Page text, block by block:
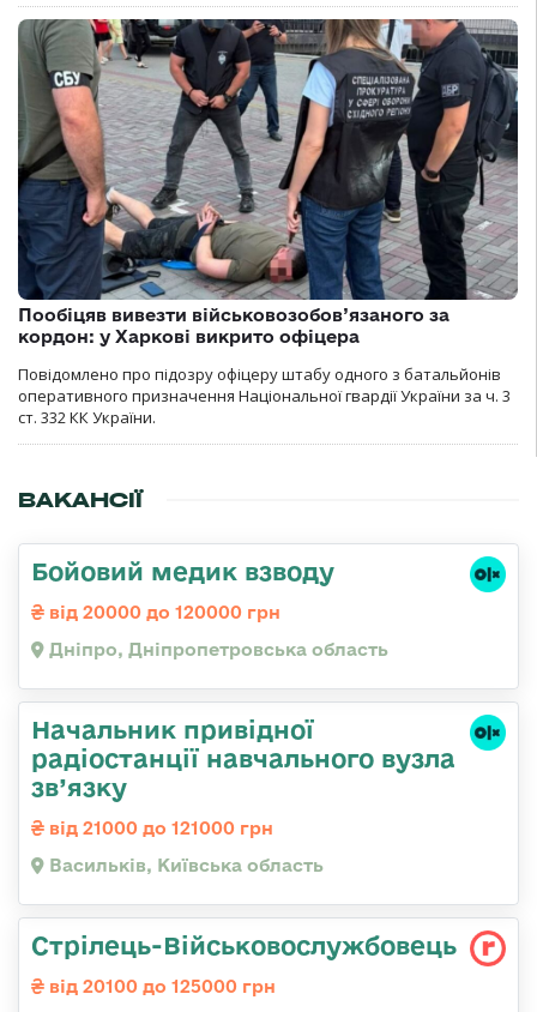
Пообіцяв вивезти військовозобов’язаного за
кордон: у Харкові викрито офіцера
Повідомлено про підозру офіцеру штабу одного з батальйонів
оперативного призначення Національної гвардії України за ч. 3
ст. 332 КК України.
ВАКАНСІЇ
Бойовий медик взводу
від 20000 до 120000 грн
Дніпро, Дніпропетровська область
Начальник привідної
радіостанції навчального вузла
зв’язку
від 21000 до 121000 грн
Васильків, Київська область
Стрілець-Військовослужбовець
від 20100 до 125000 грн